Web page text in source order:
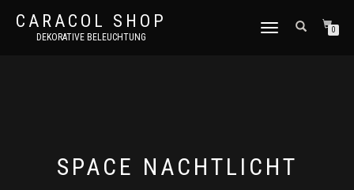
CARACOL SHOP
DEKORATIVE BELEUCHTUNG
NAVIGATION
0
SPACE NACHTLICHT